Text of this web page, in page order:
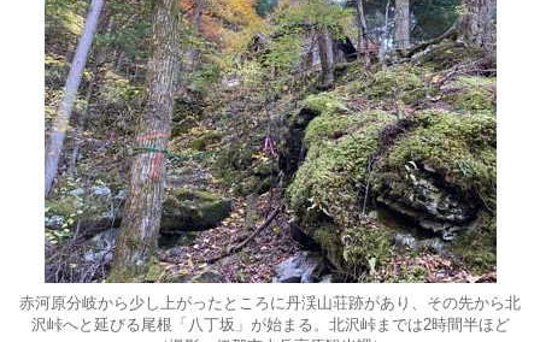
赤河原分岐から少し上がったところに丹渓山荘跡があり、その先から北
沢峠へと延びる尾根「八丁坂」が始まる。北沢峠までは2時間半ほど